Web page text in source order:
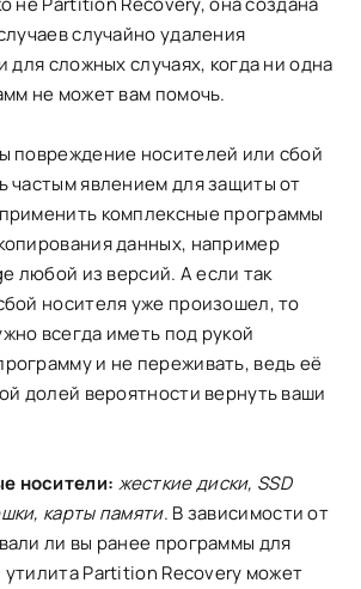
случайно удаления
для сложных случаях, когда ни одна
не может вам помочь.
повреждение носителей или сбой
частым явлением для защиты от
комплексные программы
данных, например
любой из версий. А если так
носителя уже произошел, то
всегда иметь под рукой
и не переживать, ведь её
долей вероятности вернуть ваши
носители: жесткие диски, SSD
карты памяти. В зависимости от
ли вы ранее программы для
утилита Partition Recovery может